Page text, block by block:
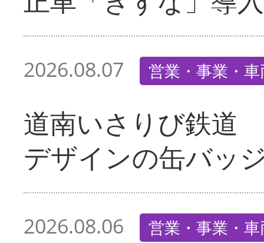
2026.08.07 営業・事業・
道南いさりび鉄道
デザインの缶バッ
2026.08.06 営業・事業・